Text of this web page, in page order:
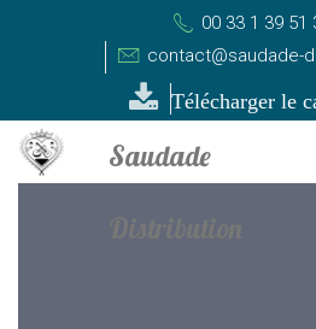
00 33 1 39 51
contact@saudade-
Télécharger le